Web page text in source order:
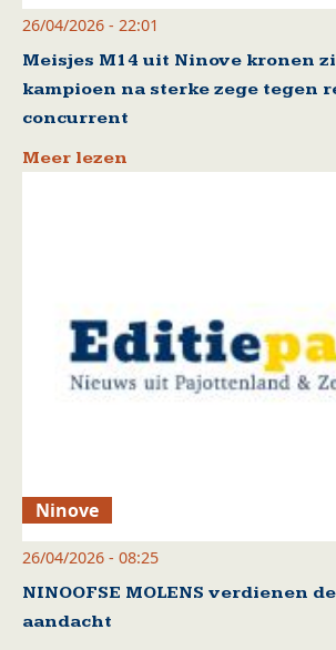
26/04/2026 - 22:01
Meisjes M14 uit Ninove kronen
kampioen na sterke zege tegen
concurrent
Meer lezen
Ninove
26/04/2026 - 08:25
NINOOFSE MOLENS verdienen
aandacht